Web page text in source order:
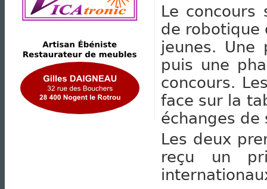
Le concours
de robotique
jeunes. Une
puis une
concours.
face sur la
échanges
Les deux
reçu un